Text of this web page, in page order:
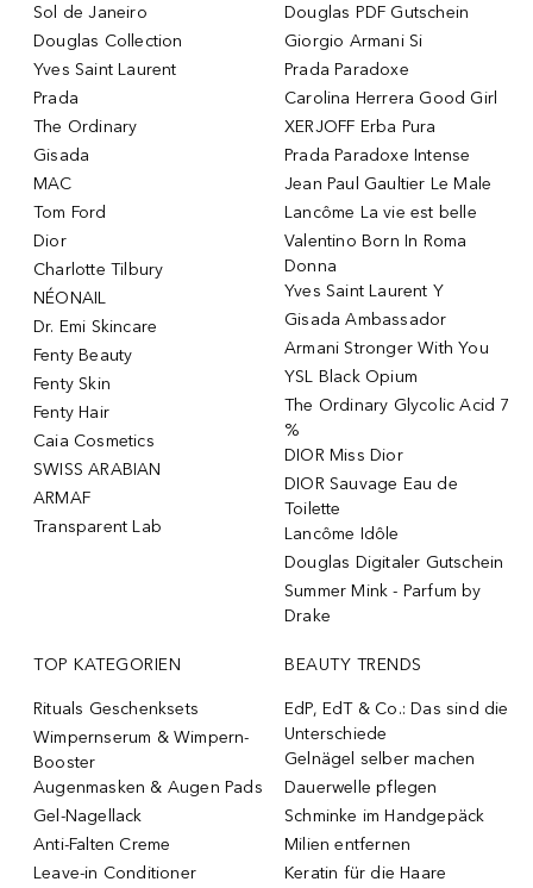
Sol de Janeiro
Douglas Collection
Yves Saint Laurent
Prada
The Ordinary
Gisada
MAC
Tom Ford
Dior
Charlotte Tilbury
NÉONAIL
Dr. Emi Skincare
Fenty Beauty
Fenty Skin
Fenty Hair
Caia Cosmetics
SWISS ARABIAN
ARMAF
Transparent Lab
Douglas PDF Gutschein
Giorgio Armani Si
Prada Paradoxe
Carolina Herrera Good Girl
XERJOFF Erba Pura
Prada Paradoxe Intense
Jean Paul Gaultier Le Male
Lancôme La vie est belle
Valentino Born In Roma
Donna
Yves Saint Laurent Y
Gisada Ambassador
Armani Stronger With You
YSL Black Opium
The Ordinary Glycolic Acid 7
%
DIOR Miss Dior
DIOR Sauvage Eau de
Toilette
Lancôme Idôle
Douglas Digitaler Gutschein
Summer Mink - Parfum by
Drake
TOP KATEGORIEN
Rituals Geschenksets
Wimpernserum & Wimpern-
Booster
Augenmasken & Augen Pads
Gel-Nagellack
Anti-Falten Creme
Leave-in Conditioner
BEAUTY TRENDS
EdP, EdT & Co.: Das sind die
Unterschiede
Gelnägel selber machen
Dauerwelle pflegen
Schminke im Handgepäck
Milien entfernen
Keratin für die Haare